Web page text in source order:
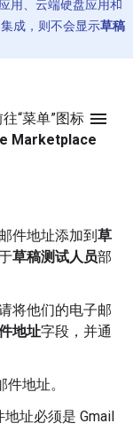
用、云端硬盘应用和
成，则不会显示草稿
“菜单”图标 menu
Marketplace
件地址添加到草
草稿测试人员部
将他们的电子邮
地址字段，并通
地址。
址必须是 Gmail